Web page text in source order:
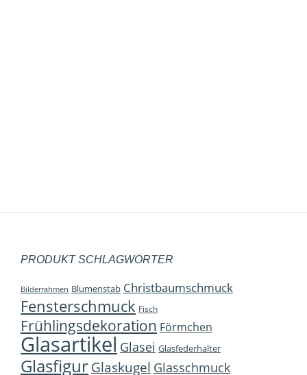
PRODUKT SCHLAGWÖRTER
Bilderrahmen Blumenstab Christbaumschmuck
Fensterschmuck Fisch
Frühlingsdekoration Förmchen
Glasartikel Glasei Glasfederhalter
Glasfigur Glaskugel Glasschmuck